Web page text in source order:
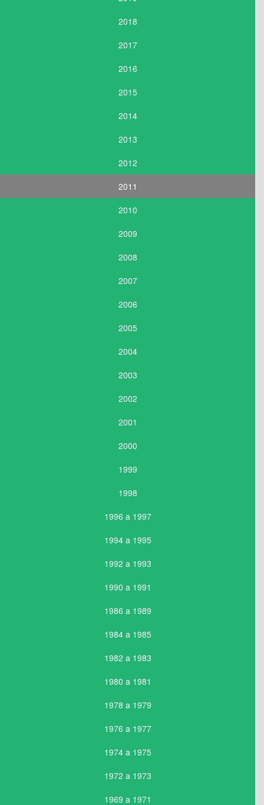
2018
2017
2016
2015
2014
2013
2012
2011
2010
2009
2008
2007
2006
2005
2004
2003
2002
2001
2000
1999
1998
1996 a 1997
1994 a 1995
1992 a 1993
1990 a 1991
1986 a 1989
1984 a 1985
1982 a 1983
1980 a 1981
1978 a 1979
1976 a 1977
1974 a 1975
1972 a 1973
1969 a 1971